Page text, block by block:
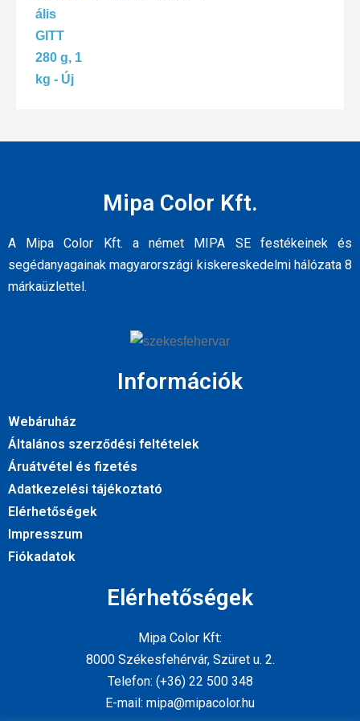
Mipa Color Kft.
A Mipa Color Kft. a német MIPA SE festékeinek és
segédanyagainak magyarországi kiskereskedelmi hálózata 8
márkaüzlettel.
Információk
Webáruház
Általános szerződési feltételek
Áruátvétel és fizetés
Adatkezelési tájékoztató
Elérhetőségek
Impresszum
Fiókadatok
Elérhetőségek
Mipa Color Kft:
8000 Székesfehérvár, Szüret u. 2.
Telefon: (+36) 22 500 348
E-mail: mipa@mipacolor.hu